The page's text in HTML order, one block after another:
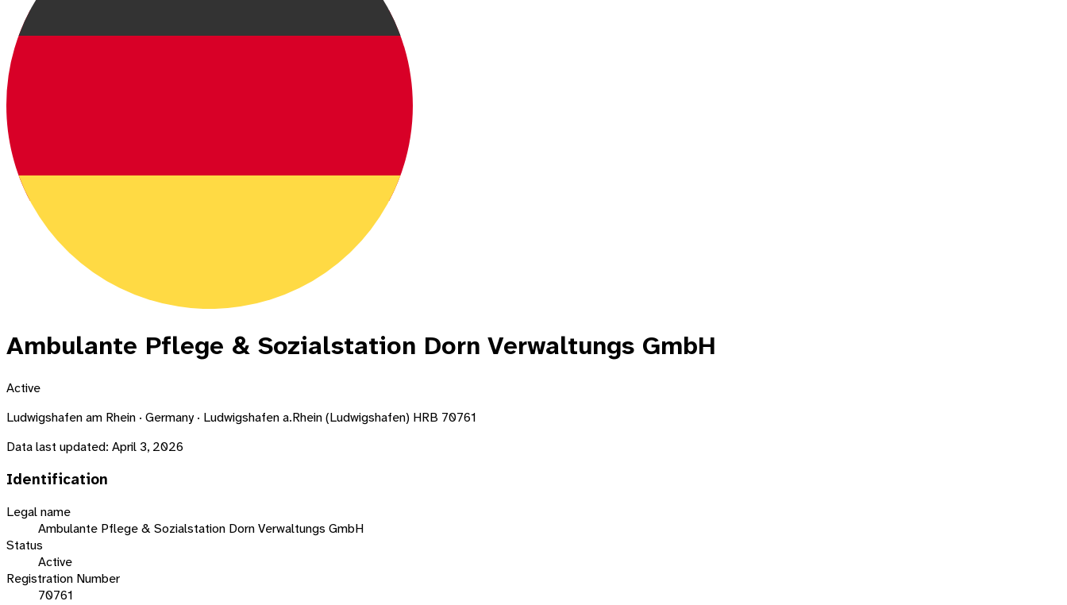
Ambulante Pflege & Sozialstation Dorn Verwaltungs GmbH
Active
Ludwigshafen am Rhein · Germany · Ludwigshafen a.Rhein (Ludwigshafen) HRB 70761
Data last updated: April 3, 2026
Identification
Legal name
Ambulante Pflege & Sozialstation Dorn Verwaltungs GmbH
Status
Active
Registration Number
70761